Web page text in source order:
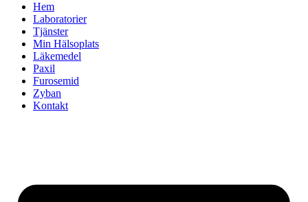
Hem
Laboratorier
Tjänster
Min Hälsoplats
Läkemedel
Paxil
Furosemid
Zyban
Kontakt